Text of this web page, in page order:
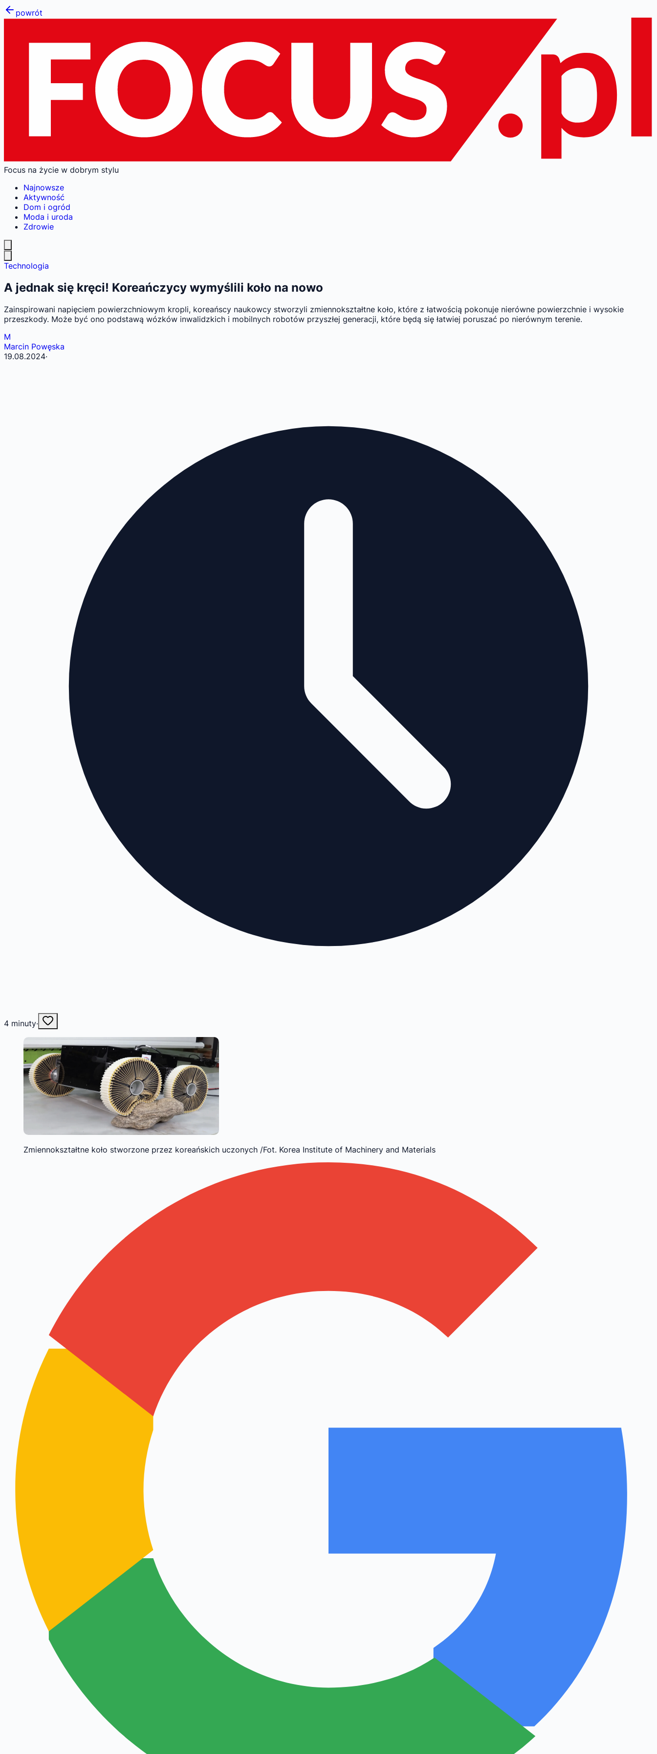
powrót
Focus na życie w dobrym stylu
Najnowsze
Aktywność
Dom i ogród
Moda i uroda
Zdrowie
Technologia
A jednak się kręci! Koreańczycy wymyślili koło na nowo
Zainspirowani napięciem powierzchniowym kropli, koreańscy naukowcy stworzyli zmiennokształtne koło, które z łatwością pokonuje nierówne powierzchnie i wysokie
przeszkody. Może być ono podstawą wózków inwalidzkich i mobilnych robotów przyszłej generacji, które będą się łatwiej poruszać po nierównym terenie.
M
Marcin Powęska
19.08.2024·
4 minuty·
Zmiennokształtne koło stworzone przez koreańskich uczonych /Fot. Korea Institute of Machinery and Materials